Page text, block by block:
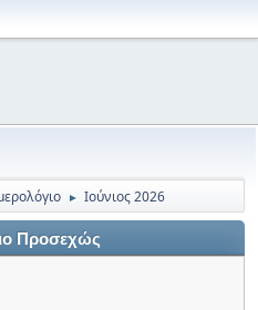
► Ιούνιος 2026
Προσεχώς